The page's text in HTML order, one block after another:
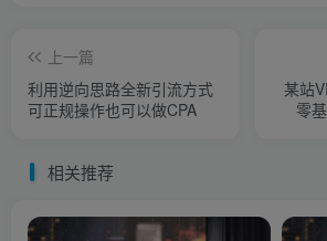
上一篇
利用逆向思路全新引流方式
可正规操作也可以做CPA
某站
零
相关推荐